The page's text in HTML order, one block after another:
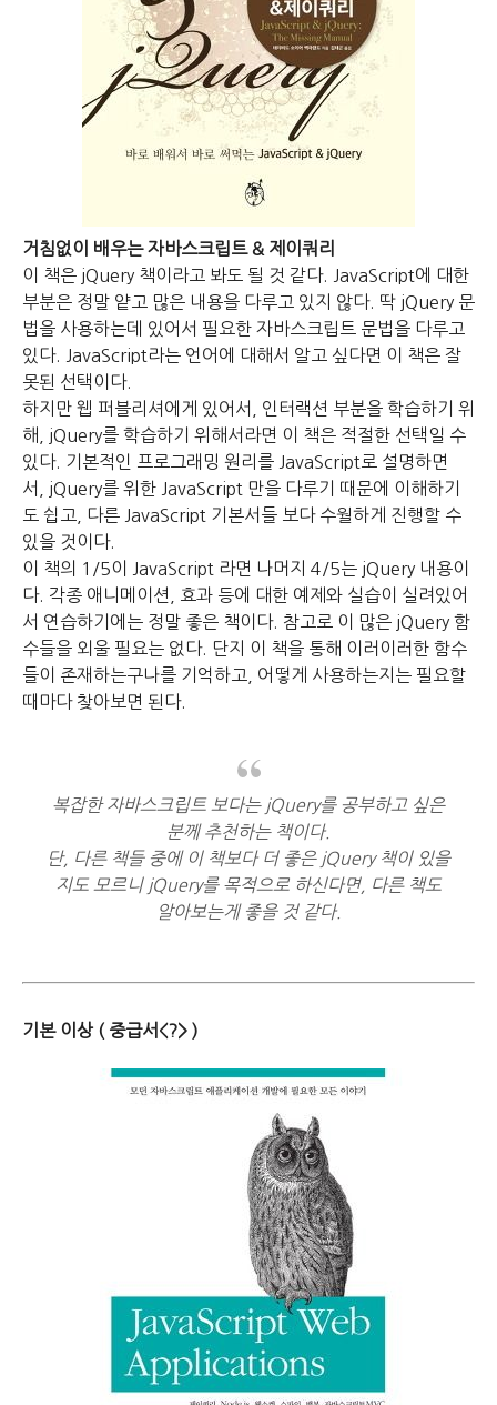
거침없이 배우는 자바스크립트 & 제이쿼리
이 책은 jQuery 책이라고 봐도 될 것 같다.
JavaScript에 대한
부분은 정말 얕고 많은 내용을 다루고 있지 않다. 딱 jQuery 문
법을 사용하는데 있어서 필요한 자바스크립트 문법을 다루고
있다.
JavaScript라는 언어에 대해서 알고 싶다면 이 책은 잘
못된 선택이다.
하지만 웹 퍼블리셔에게 있어서, 인터랙션 부분을 학습하기 위
해, jQuery를 학습하기 위해서라면 이 책은 적절한 선택일 수
있다. 기본적인 프로그래밍 원리를 JavaScript로 설명하면
서, jQuery를 위한 JavaScript 만을 다루기 때문에 이해하기
도 쉽고, 다른 JavaScript 기본서들 보다 수월하게 진행할 수
있을 것이다.
이 책의 1/5이 JavaScript 라면 나머지 4/5는 jQuery 내용이
다. 각종 애니메이션, 효과 등에 대한 예제와 실습이 실려있어
서 연습하기에는 정말 좋은 책이다. 참고로 이 많은 jQuery 함
수들을 외울 필요는 없다.
단지 이 책을 통해 이러이러한 함수
들이 존재하는구나를 기억하고, 어떻게 사용하는지는 필요할
때마다 찾아보면 된다.
복잡한 자바스크립트 보다는 jQuery를 공부하고 싶은
분께 추천하는 책이다.
단, 다른 책들 중에 이 책보다 더 좋은 jQuery 책이 있을
지도 모르니 jQuery를 목적으로 하신다면, 다른 책도
알아보는게 좋을 것 같다.
기본 이상 ( 중급서<?> )